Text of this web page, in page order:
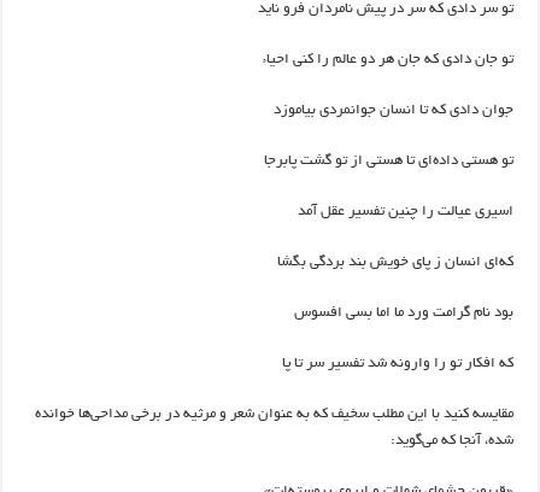
تو سر دادی که سر در پیش نامردان فرو ناید
تو جان دادی که جان هر دو عالم را کنی احیاء
جوان دادی که تا انسان جوانمردی بیاموزد
تو هستی داده‌ای تا هستی از تو گشت پابرجا
اسیری عیالت را چنین تفسیر عقل آمد
که‌ای انسان ز پای خویش بند بردگی بگشا
بود نام گرامت ورد ما اما بسی افسوس
که افکار تو را وارونه شد تفسیر سر تا پا
مقایسه کنید با این مطلب سخیف که به عنوان شعر و مرثیه در برخی مداحی‌ها خوانده
شده، آنجا که می‌گوید: